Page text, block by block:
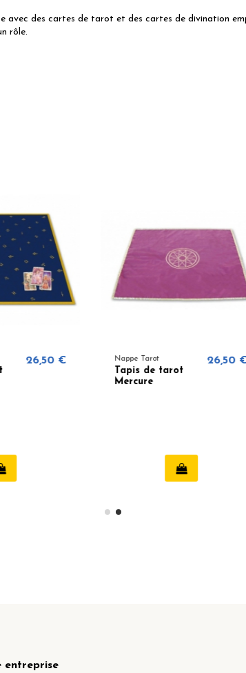
des cartes de tarot et des cartes de divination
rôle.
Nappe Tarot
Tapis de tarot
26,50 €
entreprise